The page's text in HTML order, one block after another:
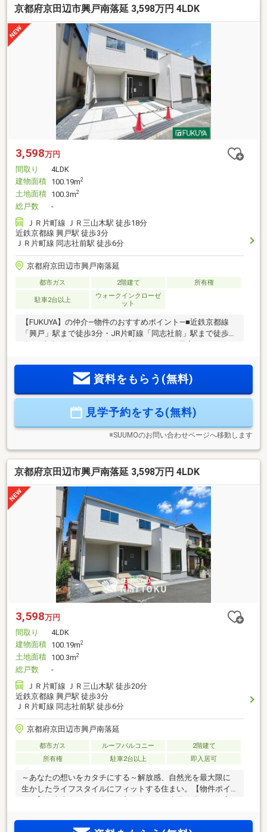
京都府京田辺市興戸南落延 3,598万円 4LDK
3,598万円
間取り
4LDK
建物面積 100.19m2
土地面積 100.3m2
総戸数
-
ＪＲ片町線 ＪＲ三山木駅 徒歩18分
近鉄京都線 興戸駅 徒歩3分
ＪＲ片町線 同志社前駅 徒歩6分
京都府京田辺市興戸南落延
都市ガス 2階建て 所有権
駐車2台以上
ウォークインクローゼ
ット
【FUKUYA】の仲介―物件のおすすめポイント―■近鉄京都線
「興戸」駅まで徒歩3分・JR片町線「同志社前」駅まで徒歩6
ローゼット付き■洗面スペース広々♪■駐車2台可能（車種によ
ります）■前面道路幅員約6.5mございますので、スムーズに駐
資料をもらう(無料)
見学予約をする(無料)
※SUUMOのお問い合わせページへ移動します
京都府京田辺市興戸南落延 3,598万円 4LDK
3,598万円
間取り
4LDK
建物面積 100.19m2
土地面積 100.3m2
総戸数
-
ＪＲ片町線 ＪＲ三山木駅 徒歩20分
近鉄京都線 興戸駅 徒歩3分
ＪＲ片町線 同志社前駅 徒歩6分
京都府京田辺市興戸南落延
都市ガス ルーフバルコニー
2階建て
所有権
駐車2台以上 即入居可
～あなたの想いをカタチにする～解放感、自然光を最大限に
生かしたライフスタイルにフィットする住まい。【物件ポイ
く♪・主寝室９．５帖！ダブルベッドを置いても余裕のゆった